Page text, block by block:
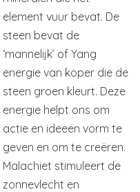
element vuur bevat. De
steen bevat de
‘mannelijk’ of Yang
energie van koper die de
steen groen kleurt. Deze
energie helpt ons om
actie en ideeën vorm te
geven en om te creëren.
Malachiet stimuleert de
zonnevlecht en